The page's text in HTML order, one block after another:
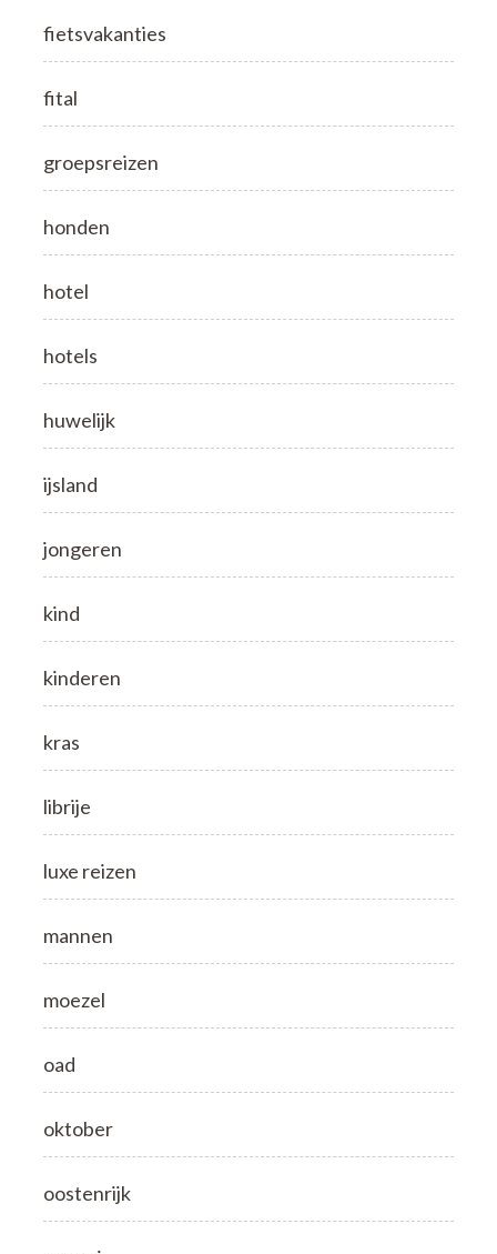
fietsvakanties
fital
groepsreizen
honden
hotel
hotels
huwelijk
ijsland
jongeren
kind
kinderen
kras
librije
luxe reizen
mannen
moezel
oad
oktober
oostenrijk